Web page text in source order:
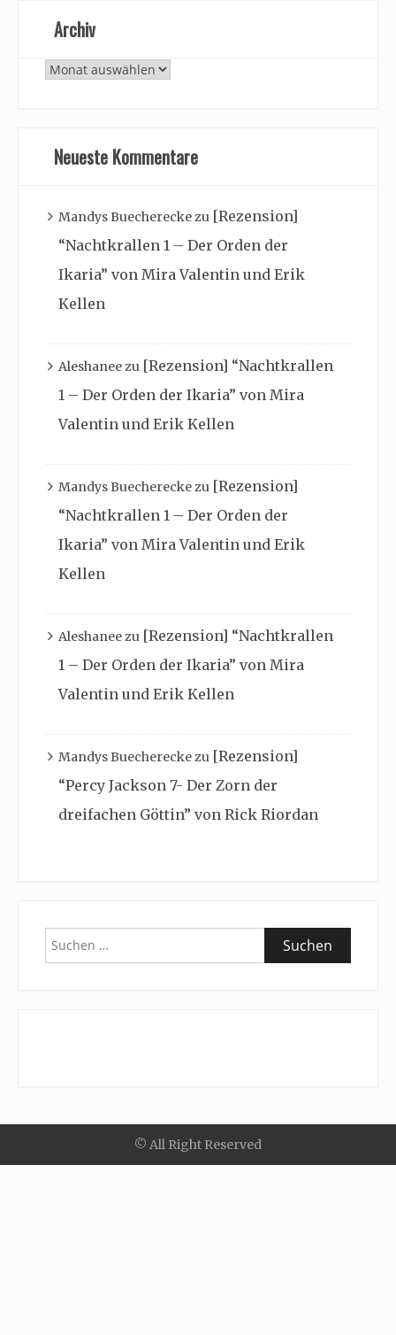
Archiv
Archiv
Neueste Kommentare
Mandys Buechereckezu [Rezension]
“Nachtkrallen 1 – Der Orden der
Ikaria” von Mira Valentin und Erik
Kellen
Aleshaneezu [Rezension] “Nachtkrallen
1 – Der Orden der Ikaria” von Mira
Valentin und Erik Kellen
Mandys Buechereckezu [Rezension]
“Nachtkrallen 1 – Der Orden der
Ikaria” von Mira Valentin und Erik
Kellen
Aleshaneezu [Rezension] “Nachtkrallen
1 – Der Orden der Ikaria” von Mira
Valentin und Erik Kellen
Mandys Buechereckezu [Rezension]
“Percy Jackson 7- Der Zorn der
dreifachen Göttin” von Rick Riordan
Suchen
nach:
© All Right Reserved